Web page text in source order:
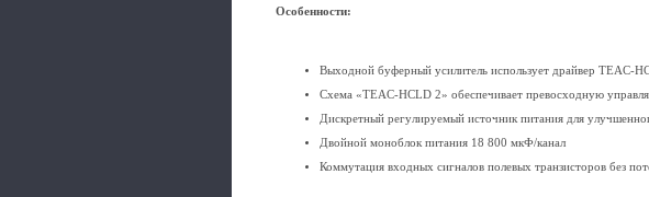
Особенности:
Выходной буферный усилитель использует драйвер TEAC-
Схема «TEAC-HCLD 2» обеспечивает превосходную
Дискретный регулируемый источник питания для
Двойной моноблок питания 18 800 мкФ/канал
Коммутация входных сигналов полевых транзисторов без